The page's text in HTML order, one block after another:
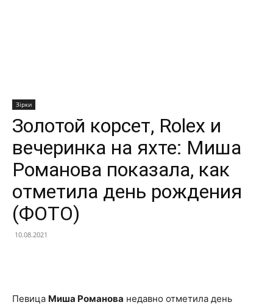
Зірки
Золотой корсет, Rolex и
вечеринка на яхте: Миша
Романова показала, как
отметила день рождения
(ФОТО)
10.08.2021
Певица Миша Романова недавно отметила день